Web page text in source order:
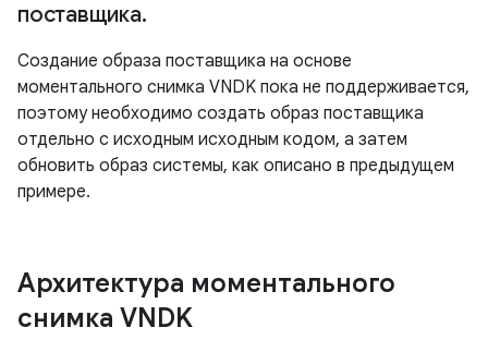
поставщика.
Создание образа поставщика на основе
моментального снимка VNDK пока не поддерживается,
поэтому необходимо создать образ поставщика
отдельно с исходным исходным кодом, а затем
обновить образ системы, как описано в предыдущем
примере.
Архитектура моментального
снимка VNDK